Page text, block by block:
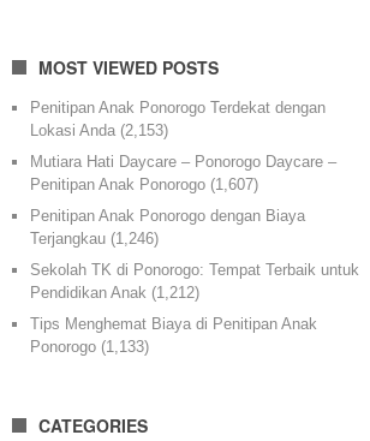
MOST VIEWED POSTS
Penitipan Anak Ponorogo Terdekat dengan
Lokasi Anda (2,153)
Mutiara Hati Daycare – Ponorogo Daycare –
Penitipan Anak Ponorogo (1,607)
Penitipan Anak Ponorogo dengan Biaya
Terjangkau (1,246)
Sekolah TK di Ponorogo: Tempat Terbaik untuk
Pendidikan Anak (1,212)
Tips Menghemat Biaya di Penitipan Anak
Ponorogo (1,133)
CATEGORIES